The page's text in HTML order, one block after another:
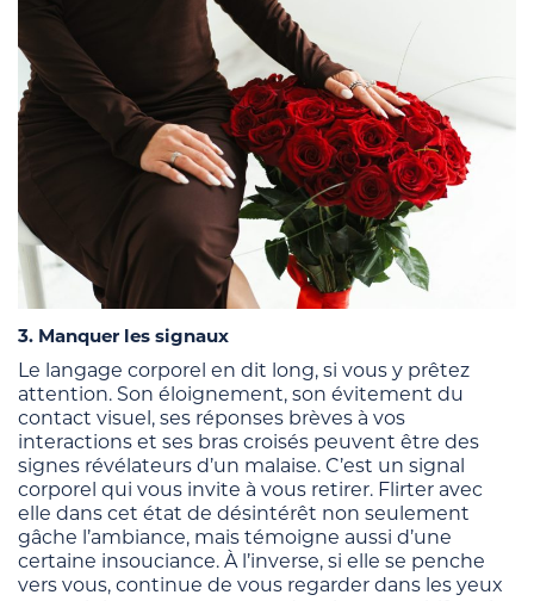
3. Manquer les signaux
Le langage corporel en dit long, si vous y prêtez
attention. Son éloignement, son évitement du
contact visuel, ses réponses brèves à vos
interactions et ses bras croisés peuvent être des
signes révélateurs d’un malaise. C’est un signal
corporel qui vous invite à vous retirer. Flirter avec
elle dans cet état de désintérêt non seulement
gâche l’ambiance, mais témoigne aussi d’une
certaine insouciance. À l’inverse, si elle se penche
vers vous, continue de vous regarder dans les yeux